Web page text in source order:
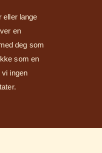
eller lange
en
deg som
som en
ingen